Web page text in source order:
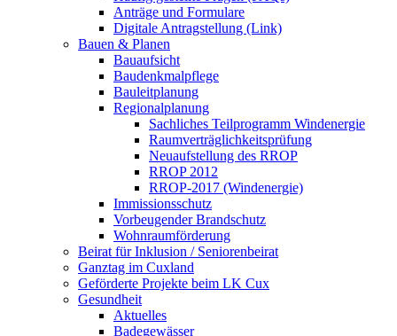
Anträge und Formulare
Digitale Antragstellung (Link)
Bauen & Planen
Bauaufsicht
Baudenkmalpflege
Bauleitplanung
Regionalplanung
Sachliches Teilprogramm Windenergie
Raumverträglichkeitsprüfung
Neuaufstellung des RROP
RROP 2012
RROP-2017 (Windenergie)
Immissionsschutz
Vorbeugender Brandschutz
Wohnraumförderung
Beirat für Inklusion / Seniorenbeirat
Ganztag im Cuxland
Geförderte Projekte beim LK Cux
Gesundheit
Aktuelles
Badegewässer